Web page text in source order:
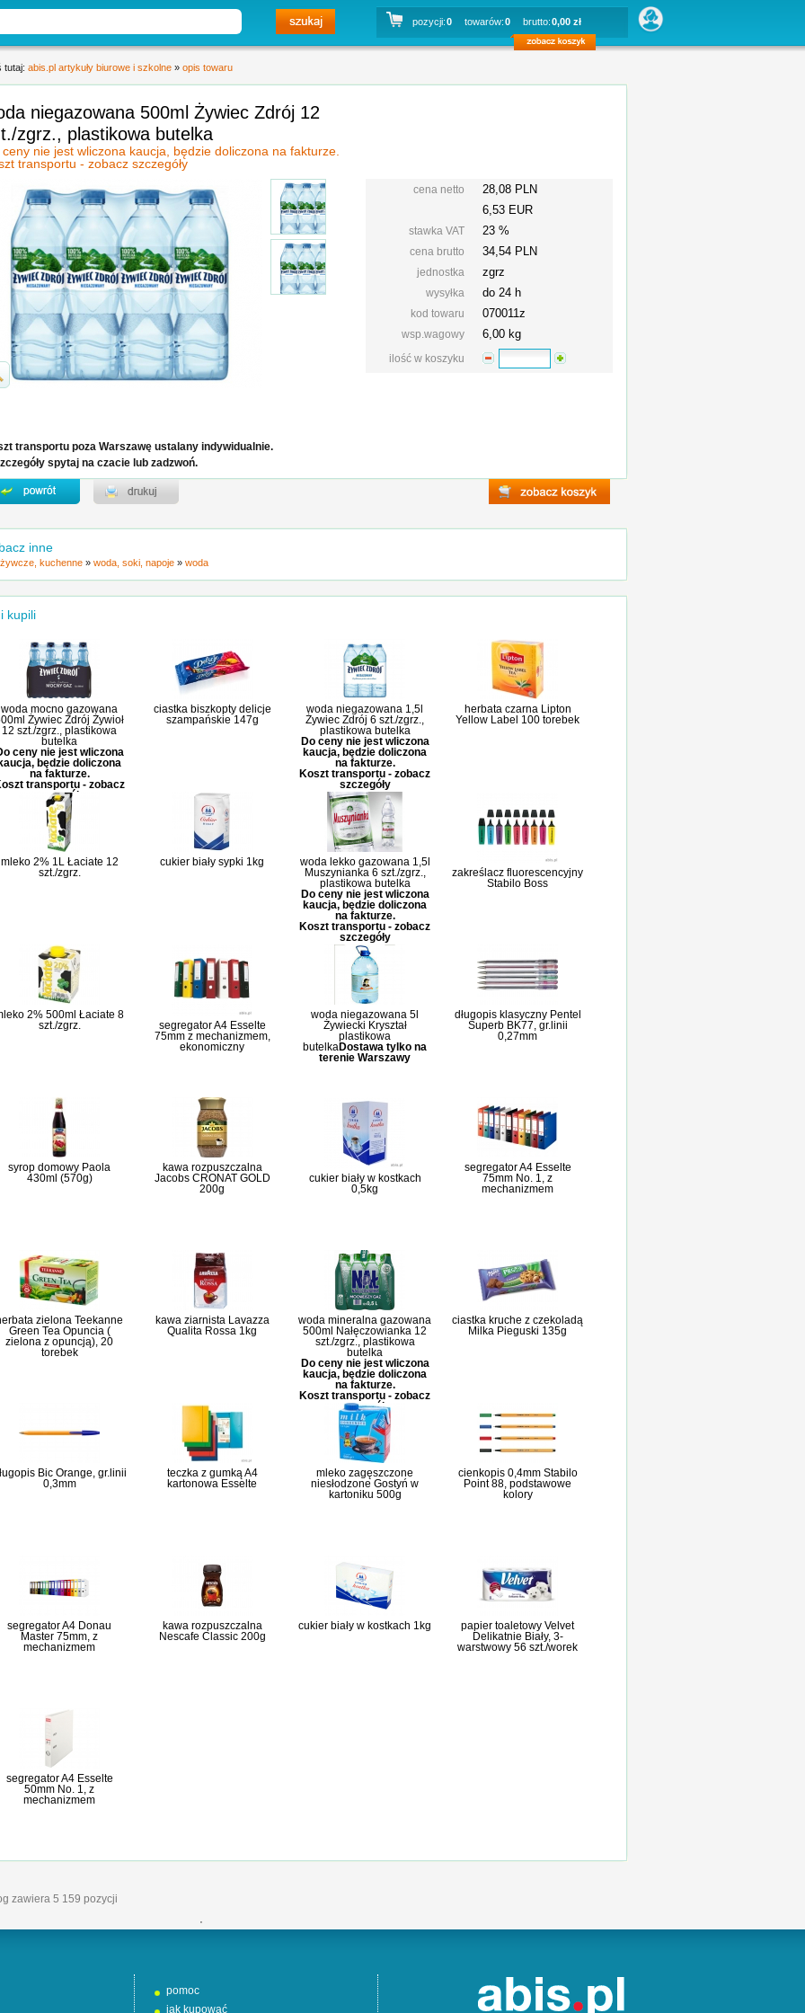
pozycji:0 towarów:0 brutto:0,00 zł
tutaj: abis.pl artykuły biurowe i szkolne » opis towaru
niegazowana 500ml Żywiec Zdrój 12
zgrz., plastikowa butelka
ceny nie jest wliczona kaucja, będzie doliczona na fakturze.
transportu - zobacz szczegóły
cena netto
28,08 PLN
6,53 EUR
stawka VAT 23 %
cena brutto 34,54 PLN
jednostka zgrz
wysyłka do 24 h
kod towaru 070011z
wsp.wagowy 6,00 kg
ilość w koszyku
transportu poza Warszawę ustalany indywidualnie.
spytaj na czacie lub zadzwoń.
inne
kuchenne » woda, soki, napoje » woda
kupili
woda mocno gazowana
Żywiec Zdrój Żywioł
12 szt./zgrz., plastikowa
butelka
ceny nie jest wliczona
będzie doliczona
na fakturze.
transportu - zobacz
szczegóły
ciastka biszkopty delicje
szampańskie 147g
woda niegazowana 1,5l
Żywiec Zdrój 6 szt./zgrz.,
plastikowa butelka
Do ceny nie jest wliczona
kaucja, będzie doliczona
na fakturze.
Koszt transportu - zobacz
szczegóły
herbata czarna Lipton
Yellow Label 100 torebek
mleko 2% 1L Łaciate 12
szt./zgrz.
cukier biały sypki 1kg
woda lekko gazowana 1,5l
Muszynianka 6 szt./zgrz.,
plastikowa butelka
Do ceny nie jest wliczona
kaucja, będzie doliczona
na fakturze.
Koszt transportu - zobacz
szczegóły
zakreślacz fluorescencyjny
Stabilo Boss
2% 500ml Łaciate 8
szt./zgrz.
segregator A4 Esselte
75mm z mechanizmem,
ekonomiczny
woda niegazowana 5l
Żywiecki Kryształ
plastikowa
butelkaDostawa tylko na
terenie Warszawy
długopis klasyczny Pentel
Superb BK77, gr.linii
0,27mm
syrop domowy Paola
430ml (570g)
kawa rozpuszczalna
Jacobs CRONAT GOLD
200g
cukier biały w kostkach
0,5kg
segregator A4 Esselte
75mm No. 1, z
mechanizmem
zielona Teekanne
Green Tea Opuncia (
zielona z opuncją), 20
torebek
kawa ziarnista Lavazza
Qualita Rossa 1kg
woda mineralna gazowana
500ml Nałęczowianka 12
szt./zgrz., plastikowa
butelka
Do ceny nie jest wliczona
kaucja, będzie doliczona
na fakturze.
Koszt transportu - zobacz
szczegóły
ciastka kruche z czekoladą
Milka Pieguski 135g
Bic Orange, gr.linii
0,3mm
teczka z gumką A4
kartonowa Esselte
mleko zagęszczone
niesłodzone Gostyń w
kartoniku 500g
cienkopis 0,4mm Stabilo
Point 88, podstawowe
kolory
segregator A4 Donau
Master 75mm, z
mechanizmem
kawa rozpuszczalna
Nescafe Classic 200g
cukier biały w kostkach 1kg
papier toaletowy Velvet
Delikatnie Biały, 3-
warstwowy 56 szt./worek
segregator A4 Esselte
50mm No. 1, z
mechanizmem
zawiera 5 159 pozycji
'
pomoc
jak kupować